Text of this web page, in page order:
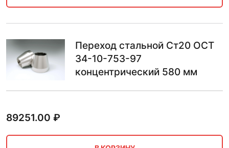
Переход стальной Ст20 ОСТ
34-10-753-97
концентрический 580 мм
89251.00 ₽